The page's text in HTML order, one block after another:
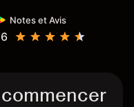
Notes et Avis